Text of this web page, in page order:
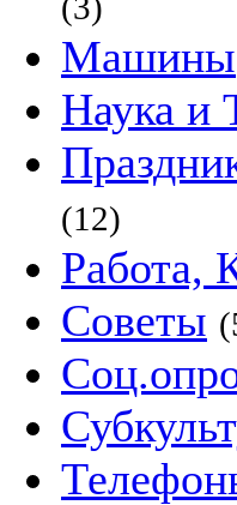
Машины
Наука и
(12)
Работа,
Советы